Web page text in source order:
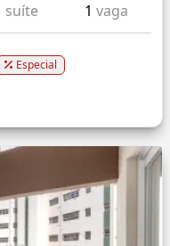
suíte 1 vaga
Especial